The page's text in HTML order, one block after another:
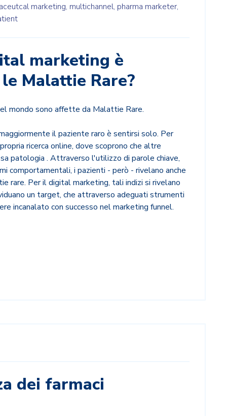
marketing, multichannel, pharma marketer,
marketing è
Malattie Rare?
mondo sono affette da Malattie Rare.
il paziente raro è sentirsi solo. Per
ricerca online, dove scoprono che altre
patologia . Attraverso l'utilizzo di parole chiave,
comportamentali, i pazienti - però - rivelano anche
rare. Per il digital marketing, tali indizi si rivelano
un target, che attraverso adeguati strumenti
incanalato con successo nel marketing funnel.
dei farmaci